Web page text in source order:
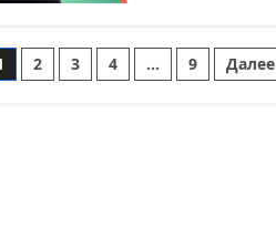
2 3 4 … 9 Далее